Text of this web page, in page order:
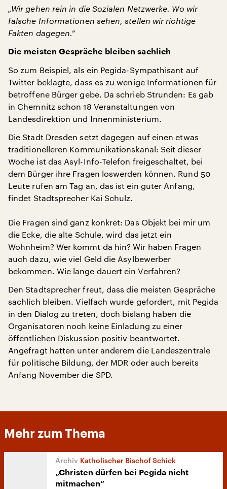
„Wir gehen rein in die Sozialen Netzwerke. Wo wir
falsche Informationen sehen, stellen wir richtige
Fakten dagegen.“
Die meisten Gespräche bleiben sachlich
So zum Beispiel, als ein Pegida-Sympathisant auf
Twitter beklagte, dass es zu wenige Informationen für
betroffene Bürger gebe. Da schrieb Strunden: Es gab
in Chemnitz schon 18 Veranstaltungen von
Landesdirektion und Innenministerium.
Die Stadt Dresden setzt dagegen auf einen etwas
traditionelleren Kommunikationskanal: Seit dieser
Woche ist das Asyl-Info-Telefon freigeschaltet, bei
dem Bürger ihre Fragen loswerden können. Rund 50
Leute rufen am Tag an, das ist ein guter Anfang,
findet Stadtsprecher Kai Schulz.
Die Fragen sind ganz konkret: Das Objekt bei mir um
die Ecke, die alte Schule, wird das jetzt ein
Wohnheim? Wer kommt da hin? Wir haben Fragen
auch dazu, wie viel Geld die Asylbewerber
bekommen. Wie lange dauert ein Verfahren?
Den Stadtsprecher freut, dass die meisten Gespräche
sachlich bleiben. Vielfach wurde gefordert, mit Pegida
in den Dialog zu treten, doch bislang haben die
Organisatoren noch keine Einladung zu einer
öffentlichen Diskussion positiv beantwortet.
Angefragt hatten unter anderem die Landeszentrale
für politische Bildung, der MDR oder auch bereits
Anfang November die SPD.
Mehr zum Thema
Katholischer Bischof Schick
„Christen dürfen bei Pegida nicht
mitmachen“